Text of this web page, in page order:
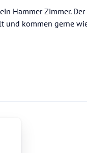
Hammer Zimmer. Der
und kommen gerne